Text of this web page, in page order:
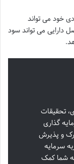
خود می تواند
دارایی می تواند سود
تحقیقات
گذاری
و پذیرش
سرمایه
شما کمک